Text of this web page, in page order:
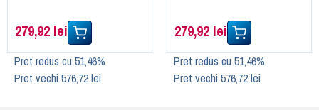
279,92 lei
Pret redus cu 51,46%
Pret vechi 576,72 lei
279,92 lei
Pret redus cu 51,46%
Pret vechi 576,72 lei